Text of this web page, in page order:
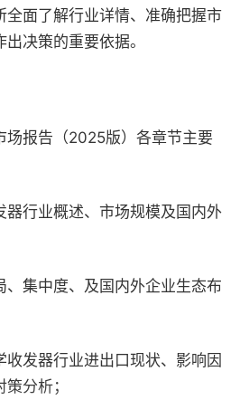
全面了解行业详情、准确把握市
决策的重要依据。
场报告（2025版）各章节主要
器行业概述、市场规模及国内外
、集中度、及国内外企业生态布
收发器行业进出口现状、影响因
分析；